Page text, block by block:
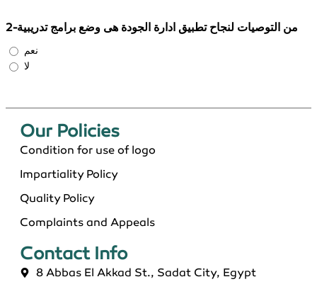
2-من التوصيات لنجاح تطبيق ادارة الجودة هى وضع برامج تدريبية
نعم
لا
Our Policies​
Condition for use of logo
Impartiality Policy
Quality Policy
Complaints and Appeals
Contact Info​
8 Abbas El Akkad St., Sadat City, Egypt